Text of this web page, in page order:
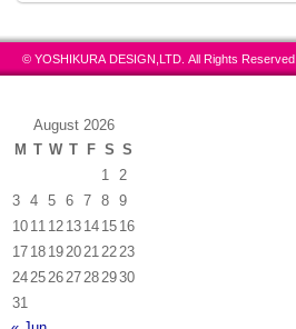
© YOSHIKURA DESIGN,LTD. All Rights Reserved.
August 2026
M T W T F S S
1
2
3
4 5 6 7 8
9
10 11 12 13 14 15 16
17 18 19 20 21 22 23
24 25 26 27 28 2930
31